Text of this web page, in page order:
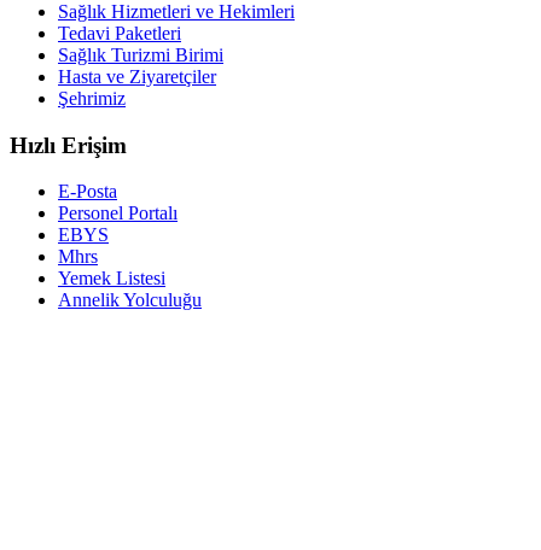
Sağlık Hizmetleri ve Hekimleri
Tedavi Paketleri
Sağlık Turizmi Birimi
Hasta ve Ziyaretçiler
Şehrimiz
Hızlı Erişim
E-Posta
Personel Portalı
EBYS
Mhrs
Yemek Listesi
Annelik Yolculuğu